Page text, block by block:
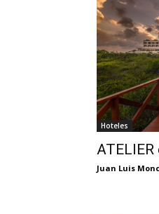
Hoteles
Juan Luis